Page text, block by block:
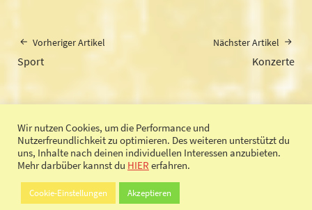
Vorheriger Artikel
Sport
Nächster Artikel
Konzerte
© 2017 SeelenChaos.de |Impressum|Datenschutz
Wir nutzen Cookies, um die Performance und
Nutzerfreundlichkeit zu optimieren. Des weiteren unterstützt du
uns, Inhalte nach deinen individuellen Interessen anzubieten.
Mehr darbüber kannst du HIER erfahren.
Cookie-Einstellungen Akzeptieren